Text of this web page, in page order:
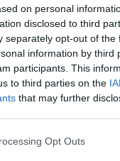
on personal
disclosed to third
separately opt-out of the
information by third
participants. This
to third parties on the
that may further
Opt Outs
bo prekinil vročinski
čas
2026